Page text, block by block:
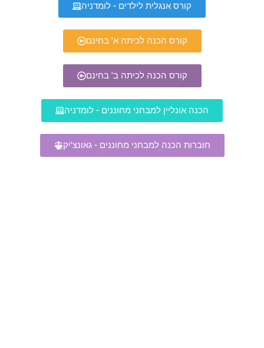
קורס אנגלית לילדים - לומדניה
קורס הכנה לכיתה א' בחינם
קורס הכנה לכיתה ב' בחינם
הכנה אונליין למבחני מחוננים - לומדניה
חוברות הכנה למבחני מחוננים - גאונצ'יק